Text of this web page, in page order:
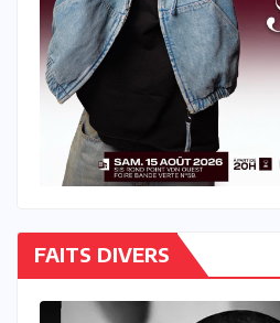
FAITS DIVERS